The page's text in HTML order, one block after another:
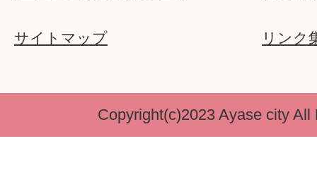
サイトマップ リンク
Copyright(c)2023 Ayase city